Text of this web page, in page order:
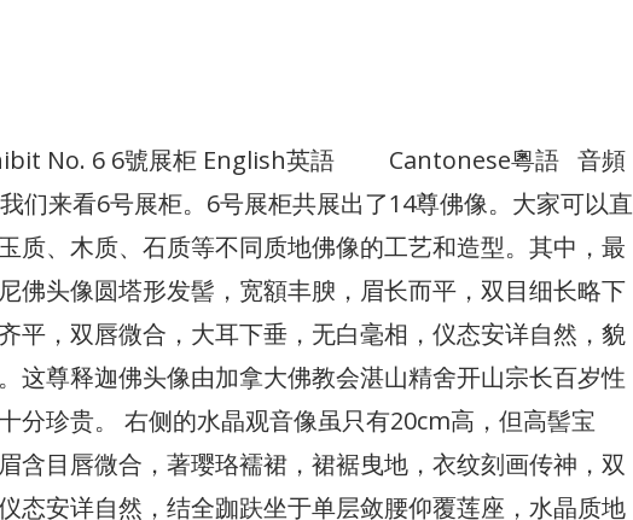
No. 6 6號展柜 English英語 Cantonese粵語 音頻
们来看6号展柜。6号展柜共展出了14尊佛像。大家可以直
质、木质、石质等不同质地佛像的工艺和造型。其中，最
佛头像圆塔形发髻，宽額丰腴，眉长而平，双目细长略下
平，双唇微合，大耳下垂，无白毫相，仪态安详自然，貌
这尊释迦佛头像由加拿大佛教会湛山精舍开山宗长百岁性
分珍贵。 右侧的水晶观音像虽只有20cm高，但高髻宝
含目唇微合，著璎珞襦裙，裙裾曳地，衣纹刻画传神，双
态安详自然，结全跏趺坐于单层敛腰仰覆莲座，水晶质地